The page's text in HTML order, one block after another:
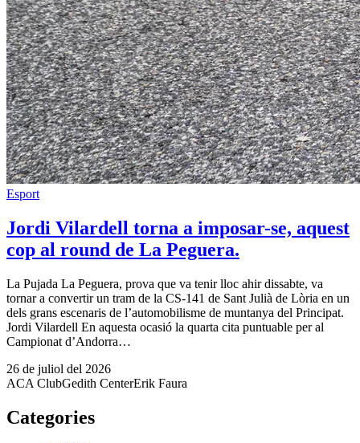
Esport
Jordi Vilardell torna a imposar-se, aquest
cop al round de La Peguera.
La Pujada La Peguera, prova que va tenir lloc ahir dissabte, va
tornar a convertir un tram de la CS-141 de Sant Julià de Lòria en un
dels grans escenaris de l’automobilisme de muntanya del Principat.
Jordi Vilardell En aquesta ocasió la quarta cita puntuable per al
Campionat d’Andorra…
26 de juliol del 2026
ACA ClubGedith CenterErik Faura
Categories